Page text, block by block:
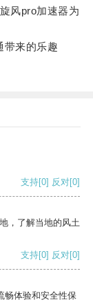
风pro加速器为
来的乐趣
支持[0] 反对[0]
，了解当地的风土
支持[0] 反对[0]
畅体验和安全性保